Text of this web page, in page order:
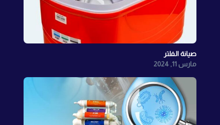
صيانة الفلتر
مارس 11, 2024